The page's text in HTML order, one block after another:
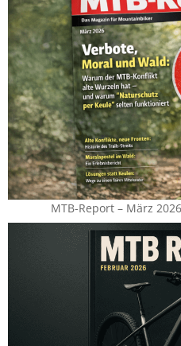
MTB-Report – März